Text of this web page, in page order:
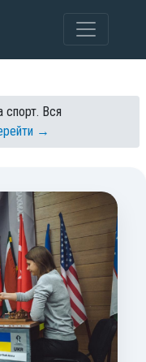
спорт. Вся
→